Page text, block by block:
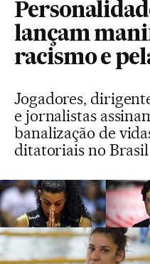
lançam
racismo e
Jogadores,
e jornalistas
banalização de
ditatoriais no Brasil